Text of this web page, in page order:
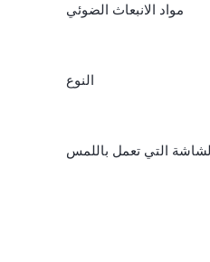
مواد الانبعاث الضوئي
النوع
التي تعمل باللمس